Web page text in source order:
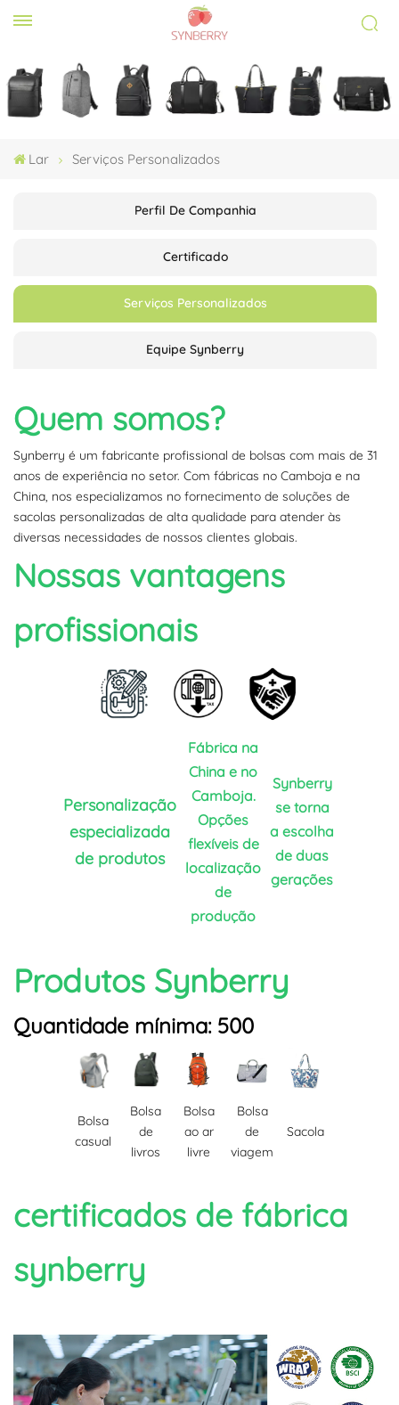
Lar Serviços Personalizados
Perfil De Companhia
Certificado
Serviços Personalizados
Equipe Synberry
Quem somos?
Synberry é um fabricante profissional de bolsas com mais de 31
anos de experiência no setor. Com fábricas no Camboja e na
China, nos especializamos no fornecimento de soluções de
sacolas personalizadas de alta qualidade para atender às
diversas necessidades de nossos clientes globais.
Nossas vantagens
profissionais
Personalização
especializada
de produtos
Fábrica na
China e no
Camboja.
Opções
flexíveis de
localização
de
produção
Synberry
se torna
a escolha
de duas
gerações
Produtos Synberry
Quantidade mínima: 500
Bolsa
casual
Bolsa
de
livros
Bolsa
ao ar
livre
Bolsa
de
viagem
Sacola
certificados de fábrica
synberry